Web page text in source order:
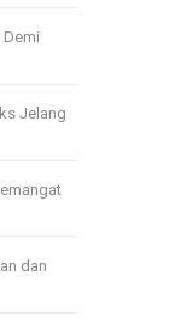
Jelang
dan